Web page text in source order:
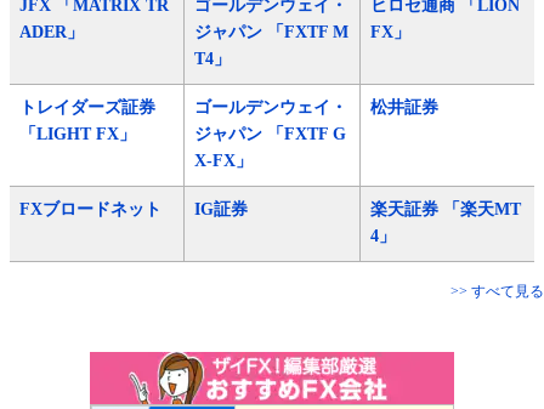
JFX 「MATRIX TR
ADER」
ゴールデンウェイ・
ジャパン 「FXTF M
T4」
ヒロセ通商 「LION
FX」
トレイダーズ証券
「LIGHT FX」
ゴールデンウェイ・
ジャパン 「FXTF G
X-FX」
松井証券
FXブロードネット IG証券
楽天証券 「楽天MT
4」
>> すべて見る